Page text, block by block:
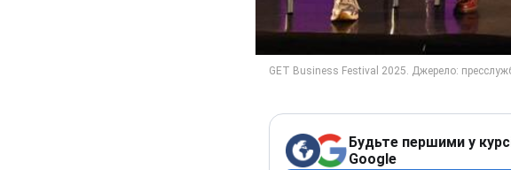
Будьте першими у
Google